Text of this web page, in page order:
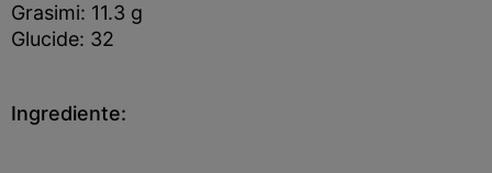
Grasimi: 11.3 g
Glucide: 32
Ingrediente: